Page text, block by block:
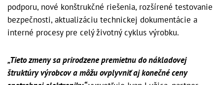
podporu, nové konštrukčné riešenia, rozšírené testovanie
bezpečnosti, aktualizáciu technickej dokumentácie a
interné procesy pre celý životný cyklus výrobku.
„Tieto zmeny sa prirodzene premietnu do nákladovej
štruktúry výrobcov a môžu ovplyvniť aj konečné ceny